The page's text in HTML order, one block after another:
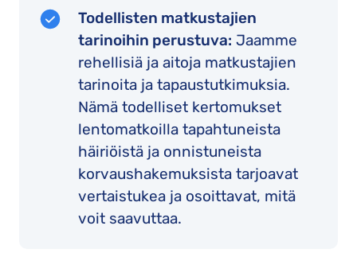
Todellisten matkustajien
tarinoihin perustuva: Jaamme
rehellisiä ja aitoja matkustajien
tarinoita ja tapaustutkimuksia.
Nämä todelliset kertomukset
lentomatkoilla tapahtuneista
häiriöistä ja onnistuneista
korvaushakemuksista tarjoavat
vertaistukea ja osoittavat, mitä
voit saavuttaa.